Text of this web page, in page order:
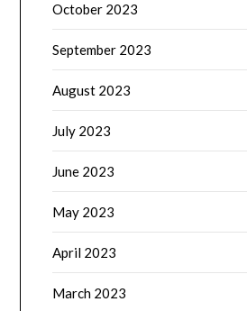
October 2023
September 2023
August 2023
July 2023
June 2023
May 2023
April 2023
March 2023